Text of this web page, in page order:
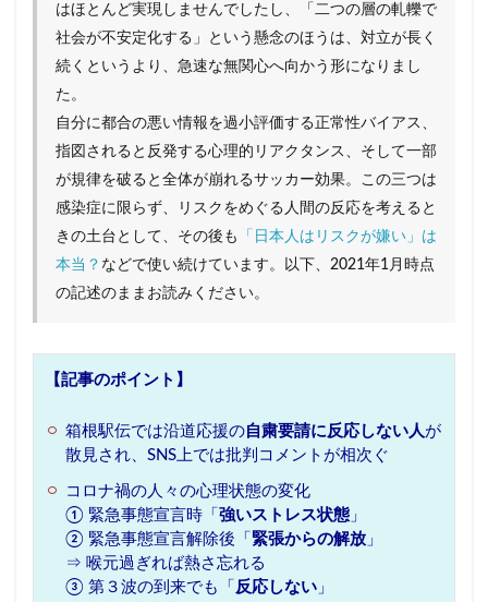
はほとんど実現しませんでしたし、「二つの層の軋轢で
社会が不安定化する」という懸念のほうは、対立が長く
続くというより、急速な無関心へ向かう形になりまし
た。
自分に都合の悪い情報を過小評価する正常性バイアス、
指図されると反発する心理的リアクタンス、そして一部
が規律を破ると全体が崩れるサッカー効果。この三つは
感染症に限らず、リスクをめぐる人間の反応を考えると
きの土台として、その後も
「日本人はリスクが嫌い」は
本当？ などで使い続けています。以下、2021年1月時点
の記述のままお読みください。
【記事のポイント 】
箱根駅伝では沿道応援の自粛要請に反応しない人が
散見され、SNS上では批判コメントが相次ぐ
コロナ禍の人々の心理状態の変化
① 緊急事態宣言時「 強いストレス状態」
② 緊急事態宣言解除後「 緊張からの解放」
⇒ 喉元過ぎれば熱さ忘れる
③ 第３波の到来でも「 反応しない」
テレワーク ドラッグストア ドン・キホーテ
ニトリ
ハイカカオチョコレート ハンナ・アーレント
フォースウェーブコーヒー プレミアム付商品券
ペコちゃん ヘタウマ ペット市場
ぺんてる ポケマル マイクロツーリズム
まいばすけっと ミレニアル世代
ライブコマース
ローカルスーパー ワークマン ワンチャン
中高年男性
個店主義 倍速消費 倒産 値上げ
値下げ 免許返納 円安 加速化
加速社会 化粧品 喫茶店